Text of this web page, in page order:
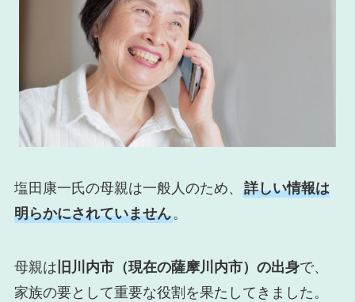
塩田康一氏の母親は一般人のため、 詳しい情報は
明らかにされていません。
母親は 旧川内市（現在の薩摩川内市）の出身で、
家族の要として重要な役割を果たしてきました。